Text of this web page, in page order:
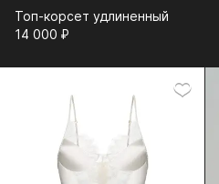
Топ-корсет удлиненный
14 000⁠ ⁠₽